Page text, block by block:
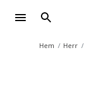
Hem Herr